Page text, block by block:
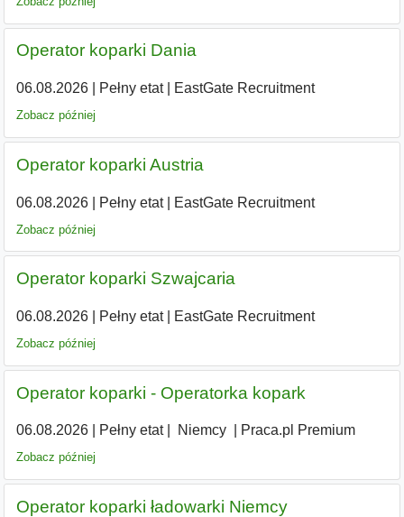
Operator koparki Dania
06.08.2026| Pełny etat| EastGate Recruitment
Zobacz później
Operator koparki Austria
06.08.2026| Pełny etat| EastGate Recruitment
Zobacz później
Operator koparki Szwajcaria
06.08.2026| Pełny etat| EastGate Recruitment
Zobacz później
Operator koparki - Operatorka kopark
06.08.2026| Pełny etat| Niemcy Praca.pl Premium
Zobacz później
Operator koparki ładowarki Niemcy